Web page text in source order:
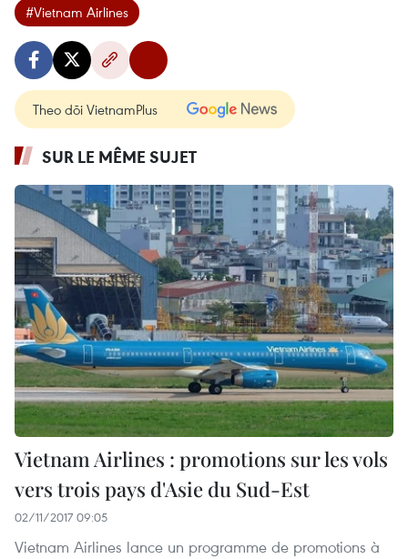
#Vietnam Airlines
Theo dõi VietnamPlus
SUR LE MÊME SUJET
Vietnam Airlines : promotions sur les vols
vers trois pays d'Asie du Sud-Est
02/11/2017 09:05
Vietnam Airlines lance un programme de promotions à